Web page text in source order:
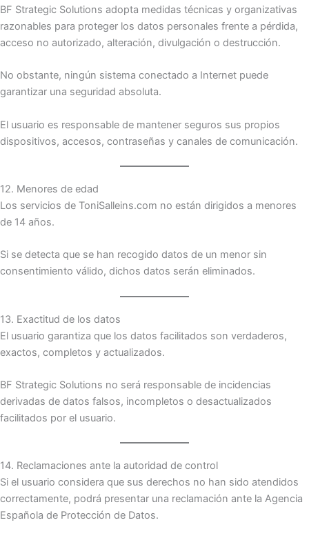
BF Strategic Solutions adopta medidas técnicas y organizativas
razonables para proteger los datos personales frente a pérdida,
acceso no autorizado, alteración, divulgación o destrucción.
No obstante, ningún sistema conectado a Internet puede
garantizar una seguridad absoluta.
El usuario es responsable de mantener seguros sus propios
dispositivos, accesos, contraseñas y canales de comunicación.
12. Menores de edad
Los servicios de ToniSalleins.com no están dirigidos a menores
de 14 años.
Si se detecta que se han recogido datos de un menor sin
consentimiento válido, dichos datos serán eliminados.
13. Exactitud de los datos
El usuario garantiza que los datos facilitados son verdaderos,
exactos, completos y actualizados.
BF Strategic Solutions no será responsable de incidencias
derivadas de datos falsos, incompletos o desactualizados
facilitados por el usuario.
14. Reclamaciones ante la autoridad de control
Si el usuario considera que sus derechos no han sido atendidos
correctamente, podrá presentar una reclamación ante la Agencia
Española de Protección de Datos.